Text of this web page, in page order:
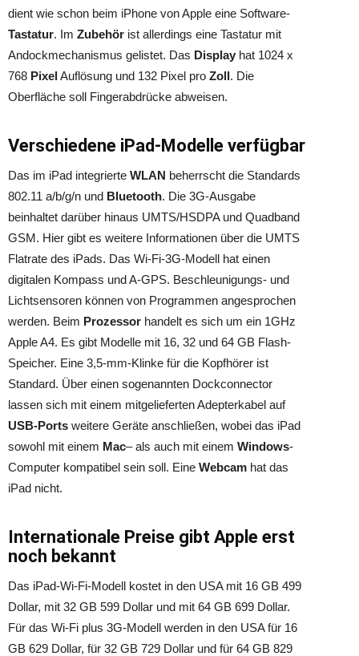
dient wie schon beim iPhone von Apple eine Software-
Tastatur. Im Zubehör ist allerdings eine Tastatur mit
Andockmechanismus gelistet. Das Display hat 1024 x
768 PixelAuflösung und 132 Pixel pro Zoll. Die
Oberfläche soll Fingerabdrücke abweisen.
Verschiedene iPad-Modelle verfügbar
Das im iPad integrierte WLAN beherrscht die Standards
802.11 a/b/g/n und Bluetooth. Die 3G-Ausgabe
beinhaltet darüber hinaus UMTS/HSDPA und Quadband
GSM. Hier gibt es weitere Informationen über die UMTS
Flatrate des iPads. Das Wi-Fi-3G-Modell hat einen
digitalen Kompass und A-GPS. Beschleunigungs- und
Lichtsensoren können von Programmen angesprochen
werden. Beim Prozessor handelt es sich um ein 1GHz
Apple A4. Es gibt Modelle mit 16, 32 und 64 GB Flash-
Speicher. Eine 3,5-mm-Klinke für die Kopfhörer ist
Standard. Über einen sogenannten Dockconnector
lassen sich mit einem mitgelieferten Adepterkabel auf
USB-Ports weitere Geräte anschließen, wobei das iPad
sowohl mit einem Mac– als auch mit einem Windows-
Computer kompatibel sein soll. Eine Webcam hat das
iPad nicht.
Internationale Preise gibt Apple erst
noch bekannt
Das iPad-Wi-Fi-Modell kostet in den USA mit 16 GB 499
Dollar, mit 32 GB 599 Dollar und mit 64 GB 699 Dollar.
Für das Wi-Fi plus 3G-Modell werden in den USA für 16
GB 629 Dollar, für 32 GB 729 Dollar und für 64 GB 829